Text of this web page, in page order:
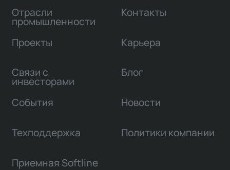
Отрасли
промышленности
Проекты
Связи с
инвесторами
Контакты
Карьера
Блог
События Новости
Техподдержка Политики компании
Приемная Softline